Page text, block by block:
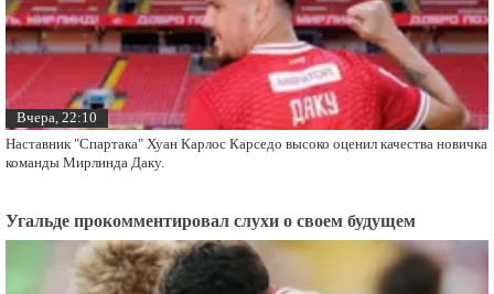
Вчера, 22:10
Наставник "Спартака" Хуан Карлос Карседо высоко оценил качества новичка
команды Мирлинда Даку.
Угальде прокомментировал слухи о своем будущем